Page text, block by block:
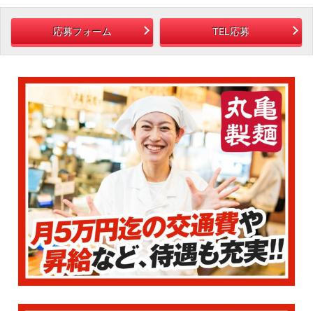
応募フォーム TEL応募